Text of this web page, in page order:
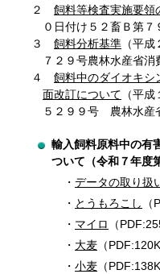
２ 飼料等検査実施要領
０日付け５２畜Ｂ第７
３ 飼料分析基準 （平
７２９号農林水産省消
４ 飼料中のダイオキシ
面改訂について （平
５２９９号 農林水産
輸入飼料原料中の有
ついて（令和７年度
データの取り扱
とうもろこし
マイロ
（
大麦 （
小麦 （